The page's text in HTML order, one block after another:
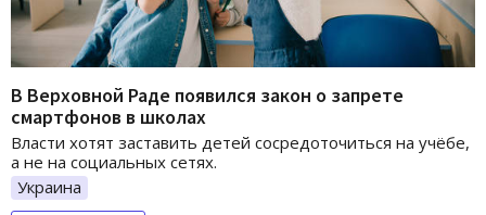
В Верховной Раде появился закон о запрете
смартфонов в школах
Власти хотят заставить детей сосредоточиться на учёбе,
а не на социальных сетях.
Украина